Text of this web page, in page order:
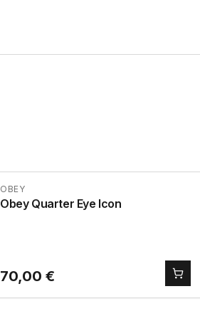
OBEY
Obey Quarter Eye Icon
70,00 €